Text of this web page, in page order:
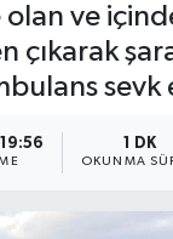
ve
sevk
1 DK
OKUNMA